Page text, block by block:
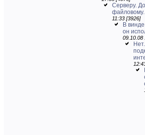
Серверу.
11:33 [3926]
В
он
09.10.08